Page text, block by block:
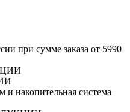
при сумме заказа от 5990
накопительная система